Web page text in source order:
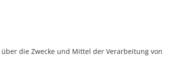
die Zwecke und Mittel der Verarbeitung von